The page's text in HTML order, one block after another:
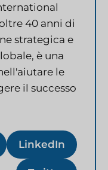
40 anni di
strategica e
è una
le
il successo
LinkedIn